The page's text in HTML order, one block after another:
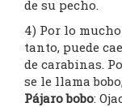
de su pecho.
4) Por lo
tanto, puede
de carabinas.
se le llama
Pájaro bobo: